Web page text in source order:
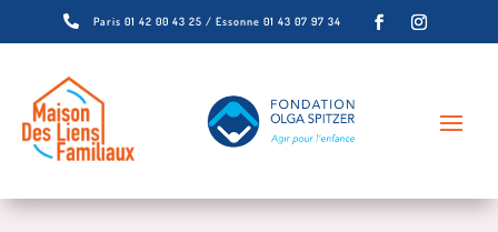
 Paris 01 42 00 43 25 / Essonne 01 43 07 97 34